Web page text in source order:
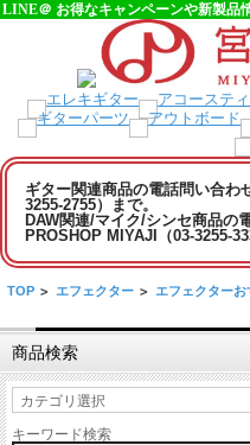
LINE＠ お得なキャンペーンや新製品
ギター関連商品の電話問い合わ
3255-2755）まで。
DAW関連/マイク/シンセ商品の
PROSHOP MIYAJI（03-3255-
TOP > エフェクター > エフェクターお
商品検索
キーワード検索